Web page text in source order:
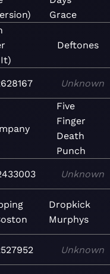
Grace
Deftones
Unknown
Five
Finger
Death
Punch
Unknown
Dropkick
Murphys
Unknown